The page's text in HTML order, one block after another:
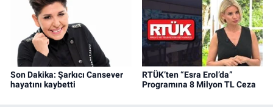
Son Dakika: Şarkıcı Cansever
hayatını kaybetti
RTÜK’ten “Esra Erol’da”
Programına 8 Milyon TL Ceza